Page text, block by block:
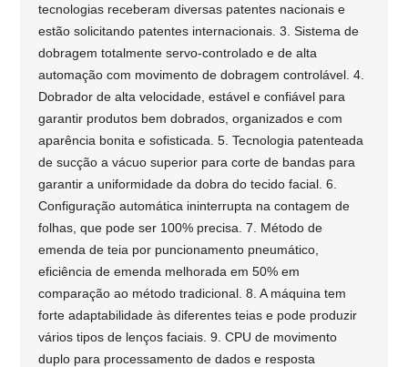
tecnologias receberam diversas patentes nacionais e
estão solicitando patentes internacionais. 3. Sistema de
dobragem totalmente servo-controlado e de alta
automação com movimento de dobragem controlável. 4.
Dobrador de alta velocidade, estável e confiável para
garantir produtos bem dobrados, organizados e com
aparência bonita e sofisticada. 5. Tecnologia patenteada
de sucção a vácuo superior para corte de bandas para
garantir a uniformidade da dobra do tecido facial. 6.
Configuração automática ininterrupta na contagem de
folhas, que pode ser 100% precisa. 7. Método de
emenda de teia por puncionamento pneumático,
eficiência de emenda melhorada em 50% em
comparação ao método tradicional. 8. A máquina tem
forte adaptabilidade às diferentes teias e pode produzir
vários tipos de lenços faciais. 9. CPU de movimento
duplo para processamento de dados e resposta